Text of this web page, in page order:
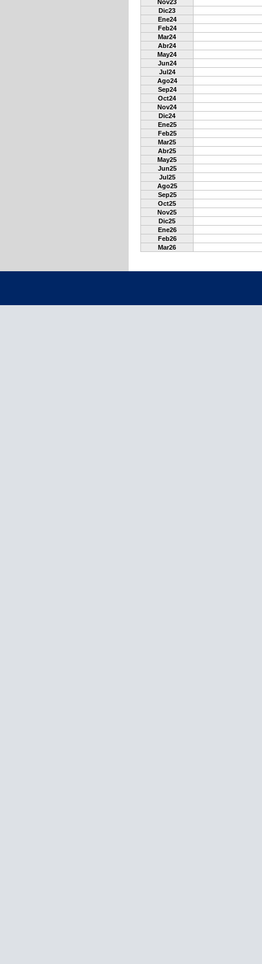
Nov23
Dic23
Ene24
Feb24
Mar24
Abr24
May24
Jun24
Jul24
Ago24
Sep24
Oct24
Nov24
Dic24
Ene25
Feb25
Mar25
Abr25
May25
Jun25
Jul25
Ago25
Sep25
Oct25
Nov25
Dic25
Ene26
Feb26
Mar26